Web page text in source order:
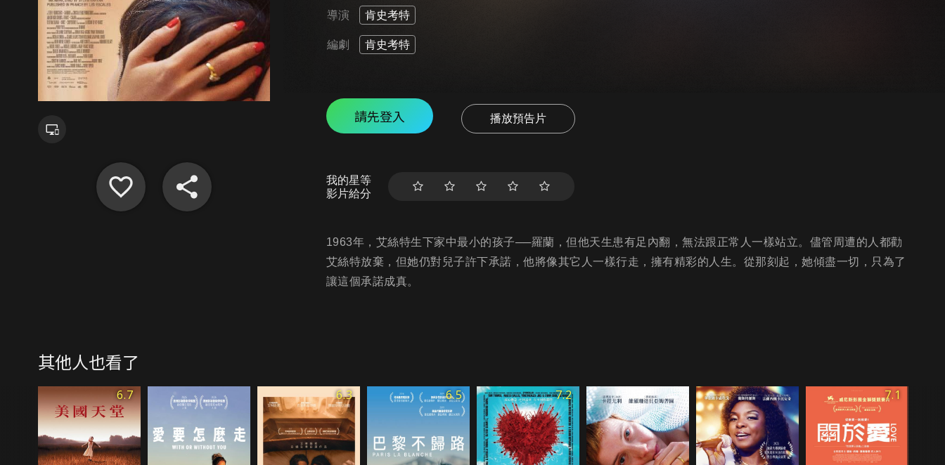
導演 肯史考特
編劇 肯史考特
請先登入 播放預告片
我的星等
影片給分
1963年，艾絲特生下家中最小的孩子──羅蘭，但他天生患有足內翻，無法跟正常人一樣站立。儘管周遭的人都勸
艾絲特放棄，但她仍對兒子許下承諾，他將像其它人一樣行走，擁有精彩的人生。從那刻起，她傾盡一切，只為了
讓這個承諾成真。
其他人也看了
6.7 6.3 6.5 7.2 7.1